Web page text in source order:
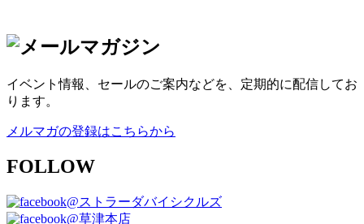
イベント情報、セールのご案内などを、定期的に配信してお
ります。
メルマガの登録はこちらから
FOLLOW
@ストラーダバイシクルズ
@草津本店